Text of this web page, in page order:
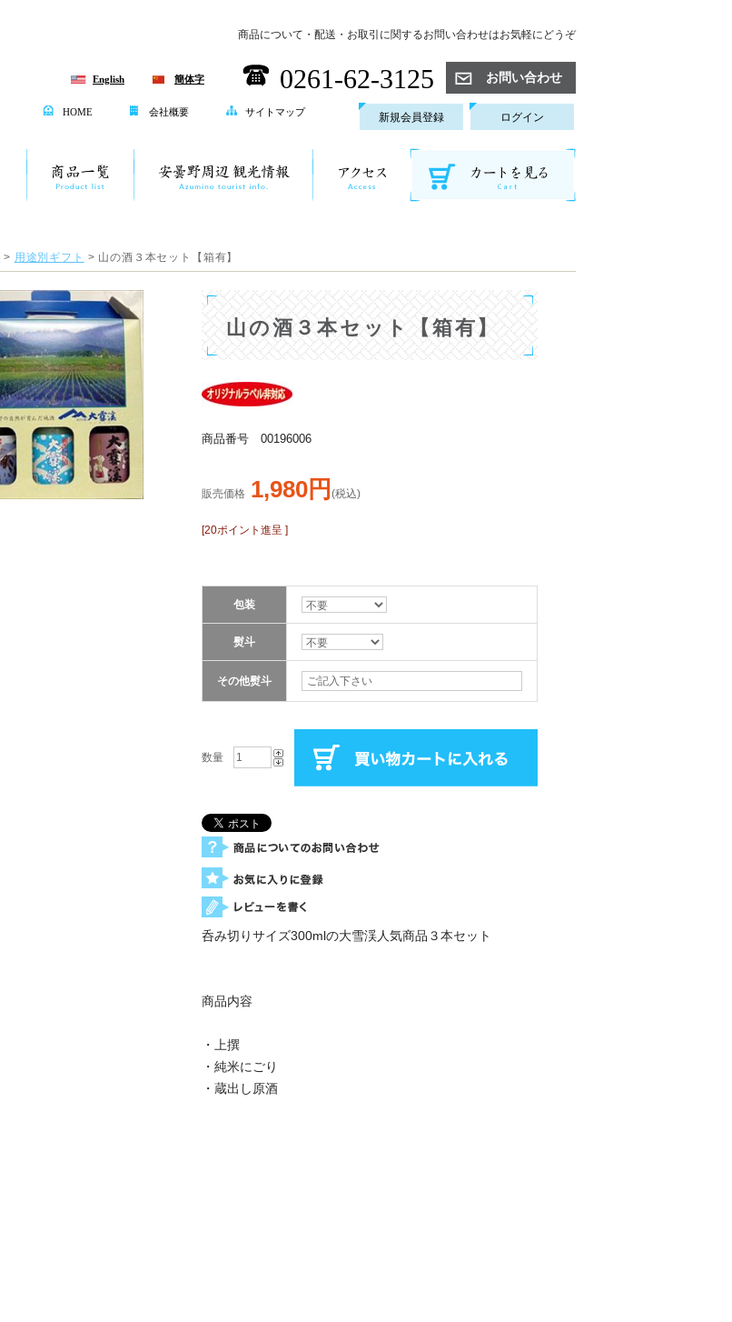
商品について・配送・お取引に関するお問い合わせはお気軽にどうぞ
English 簡体字 0261-62-3125 お問い合わせ
HOME 会社概要 サイトマップ 新規会員登録 ログイン
> 用途別ギフト > 山の酒３本セット【箱有】
山の酒３本セット【箱有】
商品番号 00196006
販売価格 1,980円 (税込)
[20ポイント進呈 ]
包装
熨斗
その他熨斗
数量
呑み切りサイズ300mlの大雪渓人気商品３本セット
商品内容
・上撰
・純米にごり
・蔵出し原酒